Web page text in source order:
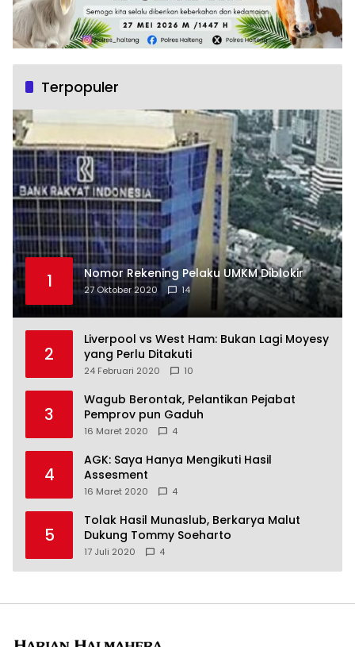
Terpopuler
1 Nomor Rekening Pelaku UMKM Diblokir
27 Oktober 2020 14
2
Liverpool vs West Ham: Bukan Lagi Moyesy
yang Perlu Ditakuti
24 Februari 2020 10
3
Wagub Berontak, Pelantikan Pejabat
Pemprov pun Gaduh
16 Maret 2020 4
4
AGK: Saya Hanya Mengikuti Hasil
Assesment
16 Maret 2020 4
5
Tolak Hasil Munaslub, Berkarya Malut
Dukung Tommy Soeharto
17 Juli 2020 4